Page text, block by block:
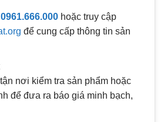
0961.666.000hoặc truy cập
để cung cấp thông tin sản
nơi kiểm tra sản phẩm hoặc
để đưa ra báo giá minh bạch,